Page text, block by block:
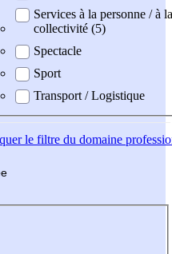
Services à la personne / à la
collectivité (5)
Spectacle
Sport
Transport / Logistique
le filtre du domaine